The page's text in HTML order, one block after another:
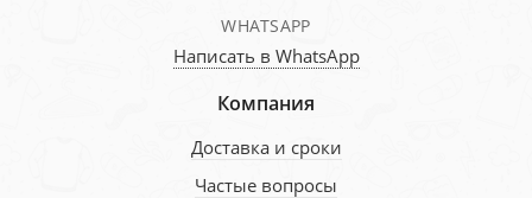
WHATSAPP
Написать в WhatsApp
Компания
Доставка и сроки
Частые вопросы